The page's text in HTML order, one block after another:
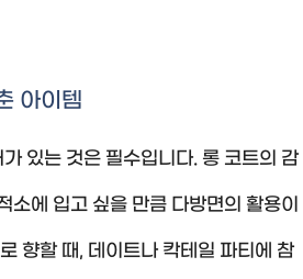
아이템
있는 것은 필수입니다. 롱 코트의 감
소에 입고 싶을 만큼 다방면의 활용이
향할 때, 데이트나 칵테일 파티에 참